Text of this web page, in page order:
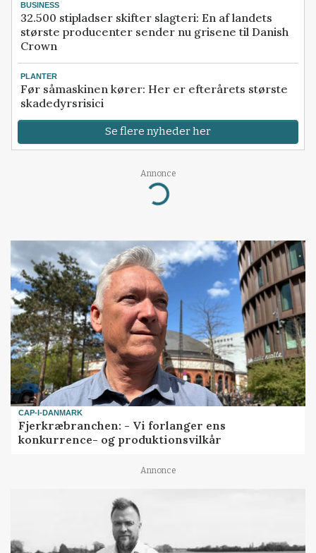
BUSINESS
32.500 stipladser skifter slagteri: En af landets
største producenter sender nu grisene til Danish
Crown
PLANTER
Før såmaskinen kører: Her er efterårets største
skadedyrsrisici
Se flere nyheder her
Annonce
Loading...
CAP-I-DANMARK
Fjerkræbranchen: - Vi forlanger ens
konkurrence- og produktionsvilkår
Annonce